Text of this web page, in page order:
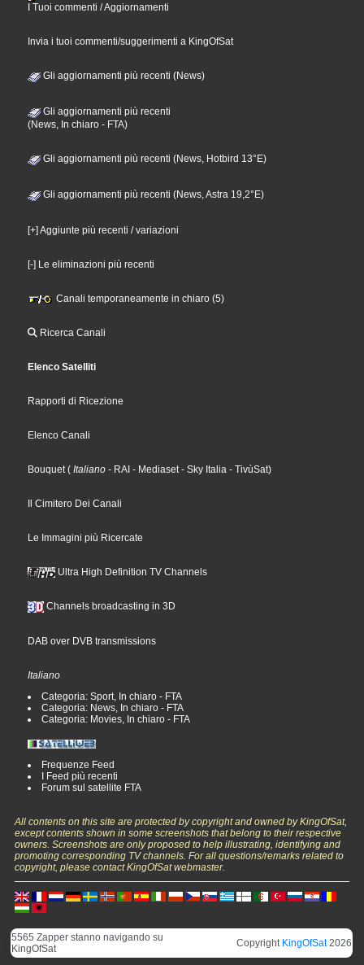
I Tuoi commenti / Aggiornamenti
Invia i tuoi commenti/suggerimenti a KingOfSat
Gli aggiornamenti più recenti (News)
Gli aggiornamenti più recenti
(News, In chiaro - FTA)
Gli aggiornamenti più recenti (News, Hotbird 13°E)
Gli aggiornamenti più recenti (News, Astra 19,2°E)
[+] Aggiunte più recenti / variazioni
[-] Le eliminazioni più recenti
Canali temporaneamente in chiaro (5)
Ricerca Canali
Elenco Satelliti
Rapporti di Ricezione
Elenco Canali
Bouquet ( Italiano - RAI - Mediaset - Sky Italia - TivùSat)
Il Cimitero Dei Canali
Le Immagini più Ricercate
Ultra High Definition TV Channels
Channels broadcasting in 3D
DAB over DVB transmissions
Italiano
Categoria: Sport, In chiaro - FTA
Categoria: News, In chiaro - FTA
Categoria: Movies, In chiaro - FTA
Frequenze Feed
I Feed più recenti
Forum sul satellite FTA
All contents on this site are protected by copyright and owned by KingOfSat,
except contents shown in some screenshots that belong to their respective
owners. Screenshots are only proposed to help illustrating, identifying and
promoting corresponding TV channels. For all questions/remarks related to
copyright, please contact KingOfSat webmaster.
5565 Zapper stanno navigando su
KingOfSat
Copyright KingOfSat2026